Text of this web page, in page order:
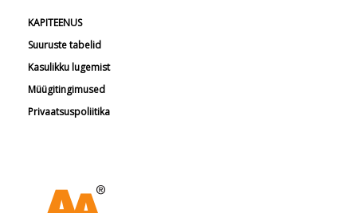
KAPITEENUS
Suuruste tabelid
Kasulikku lugemist
Müügitingimused
Privaatsuspoliitika